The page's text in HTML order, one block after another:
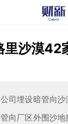
里沙漠42
司埋设暗管向
向厂区外围沙